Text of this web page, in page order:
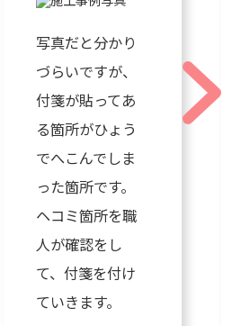
写真だと分かり
づらいですが、
付箋が貼ってあ
る箇所がひょう
でへこんでしま
った箇所です。
ヘコミ箇所を職
人が確認をし
て、付箋を付け
ていきます。